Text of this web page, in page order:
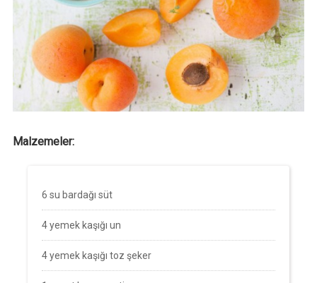
Malzemeler:
6 su bardağı süt
4 yemek kaşığı un
4 yemek kaşığı toz şeker